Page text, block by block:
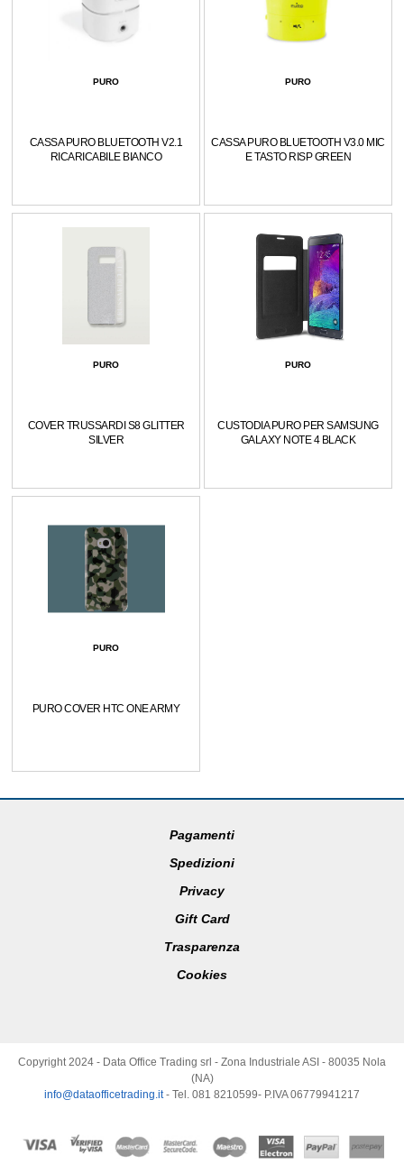
PURO
CASSA PURO BLUETOOTH V2.1
RICARICABILE BIANCO
PURO
CASSA PURO BLUETOOTH V3.0 MIC
E TASTO RISP GREEN
PURO
COVER TRUSSARDI S8 GLITTER
SILVER
PURO
CUSTODIA PURO PER SAMSUNG
GALAXY NOTE 4 BLACK
PURO
PURO COVER HTC ONE ARMY
Pagamenti
Spedizioni
Privacy
Gift Card
Trasparenza
Cookies
Copyright 2024 - Data Office Trading srl - Zona Industriale ASI - 80035 Nola
(NA)
info@dataofficetrading.it- Tel. 081 8210599- P.IVA 06779941217